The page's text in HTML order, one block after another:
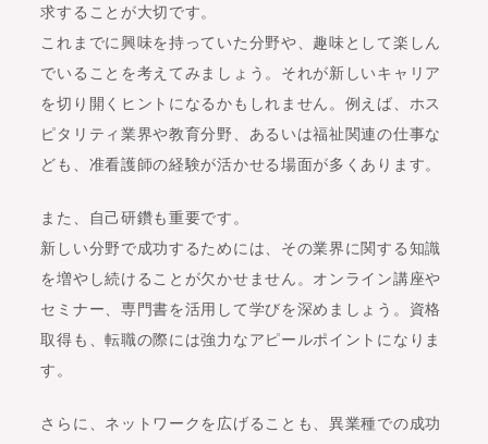
求することが大切です。
これまでに興味を持っていた分野や、趣味として楽しん
でいることを考えてみましょう。それが新しいキャリア
を切り開くヒントになるかもしれません。例えば、ホス
ピタリティ業界や教育分野、あるいは福祉関連の仕事な
ども、准看護師の経験が活かせる場面が多くあります。
また、自己研鑽も重要です。
新しい分野で成功するためには、その業界に関する知識
を増やし続けることが欠かせません。オンライン講座や
セミナー、専門書を活用して学びを深めましょう。資格
取得も、転職の際には強力なアピールポイントになりま
す。
さらに、ネットワークを広げることも、異業種での成功